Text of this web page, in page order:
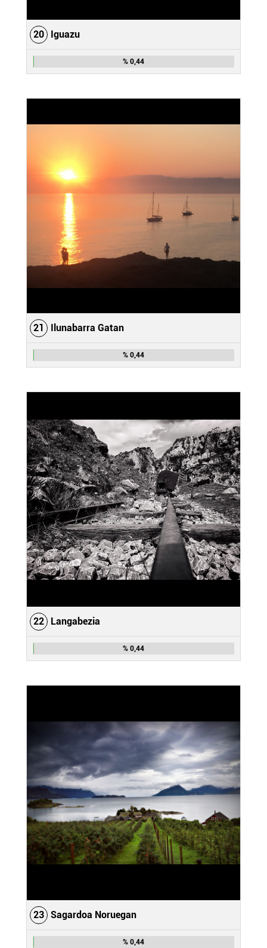
20 Iguazu
% 0,44
21 Ilunabarra Gatan
% 0,44
22 Langabezia
% 0,44
23 Sagardoa Noruegan
% 0,44